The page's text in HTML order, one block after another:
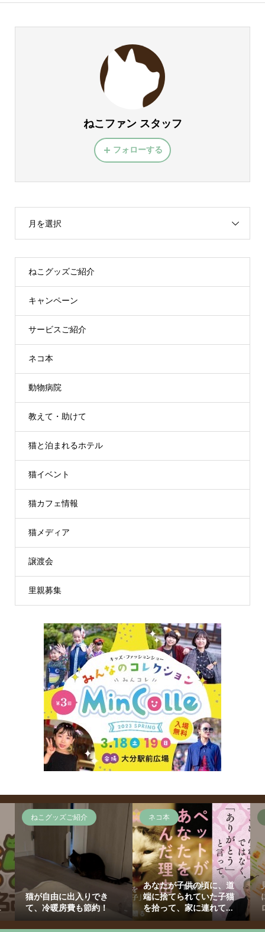
ねこファン スタッフ
フォローする
月を選択
ねこグッズご紹介
キャンペーン
サービスご紹介
ネコ本
動物病院
教えて・助けて
猫と泊まれるホテル
猫イベント
猫カフェ情報
猫メディア
譲渡会
里親募集
ねこグッズご紹介
猫が自由に出入りでき
て、冷暖房費も節約！
ネコ本
あなたが子供の頃に、道
端に捨てられていた子猫
を拾って、家に連れて...